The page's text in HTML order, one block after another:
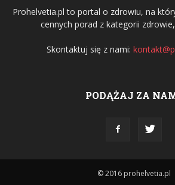
Prohelvetia.pl to portal o zdrowiu, na
cennych porad z kategorii
Skontaktuj się z nami:
PODĄŻAJ ZA
© 2016 prohelvetia.pl